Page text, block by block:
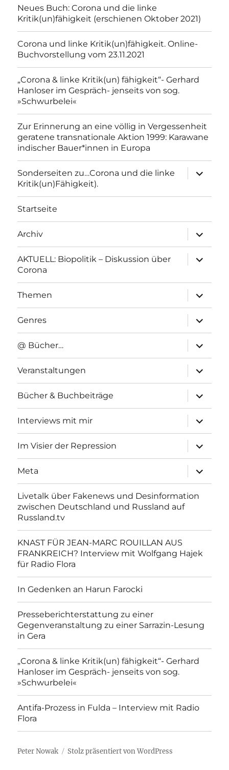
Neues Buch: Corona und die linke
Kritik(un)fähigkeit (erschienen Oktober 2021)
Corona und linke Kritik(un)fähigkeit. Online-
Buchvorstellung vom 23.11.2021
„Corona & linke Kritik(un) fähigkeit“- Gerhard
Hanloser im Gespräch- jenseits von sog.
»Schwurbelei«
Zur Erinnerung an eine völlig in Vergessenheit
geratene transnationale Aktion 1999: Karawane
indischer Bauer*innen in Europa
Sonderseiten zu…Corona und die linke
Kritik(un)Fähigkeit).
anzeigen
Startseite
Archiv
anzeigen
AKTUELL: Biopolitik – Diskussion über
Corona
anzeigen
Themen
anzeigen
Genres
anzeigen
@ Bücher…
anzeigen
Veranstaltungen
anzeigen
Bücher & Buchbeiträge
anzeigen
Interviews mit mir
anzeigen
Im Visier der Repression
anzeigen
Meta
anzeigen
Livetalk über Fakenews und Desinformation
zwischen Deutschland und Russland auf
Russland.tv
KNAST FÜR JEAN-MARC ROUILLAN AUS
FRANKREICH? Interview mit Wolfgang Hajek
für Radio Flora
In Gedenken an Harun Farocki
Presseberichterstattung zu einer
Gegenveranstaltung zu einer Sarrazin-Lesung
in Gera
„Corona & linke Kritik(un) fähigkeit“- Gerhard
Hanloser im Gespräch- jenseits von sog.
»Schwurbelei«
Antifa-Prozess in Fulda – Interview mit Radio
Flora
Peter Nowak Stolz präsentiert von WordPress